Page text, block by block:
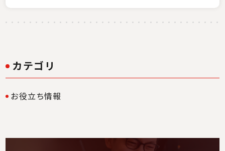
カテゴリ
お役立ち情報